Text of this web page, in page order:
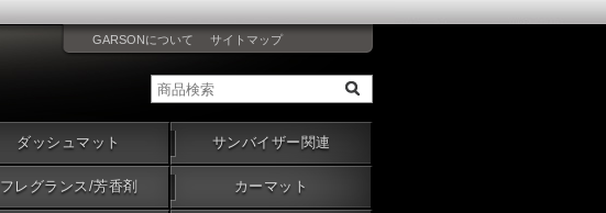
ダッシュマット サンバイザー関連
フレグランス/芳香剤 カーマット
GARSONについて サイトマップ